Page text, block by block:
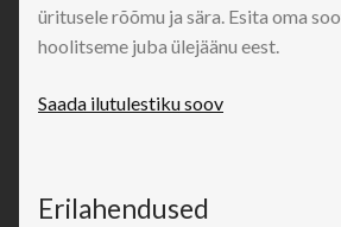
üritusele rõõmu ja sära. Esita oma
hoolitseme juba ülejäänu eest.
Saada ilutulestiku soov
Erilahendused